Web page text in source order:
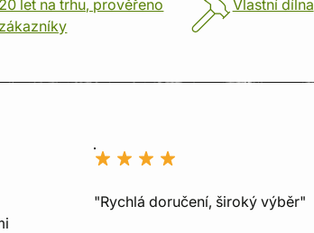
20 let na trhu, prověřeno
zákazníky
Vlastní dílna
"Rychlá doručení, široký výběr"